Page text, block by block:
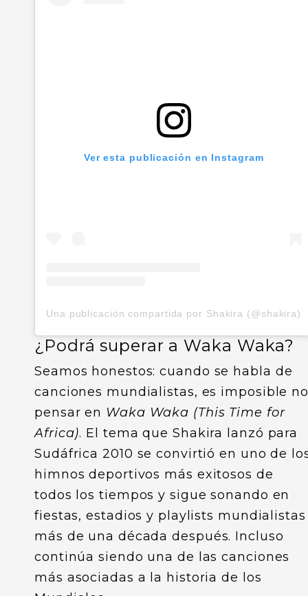
Ver esta publicación en Instagram
Una publicación compartida por Shakira (@shakira)
¿Podrá superar a Waka Waka?
Seamos honestos: cuando se habla de
canciones mundialistas, es imposible
pensar en Waka Waka (This Time for
Africa). El tema que Shakira lanzó para
Sudáfrica 2010 se convirtió en uno de
himnos deportivos más exitosos de
todos los tiempos y sigue sonando en
fiestas, estadios y playlists mundialistas
más de una década después. Incluso
continúa siendo una de las canciones
más asociadas a la historia de los